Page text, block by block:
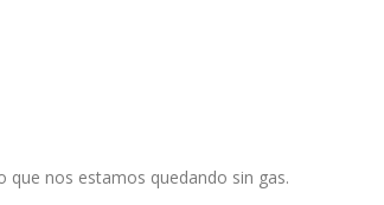
nos estamos quedando sin gas.